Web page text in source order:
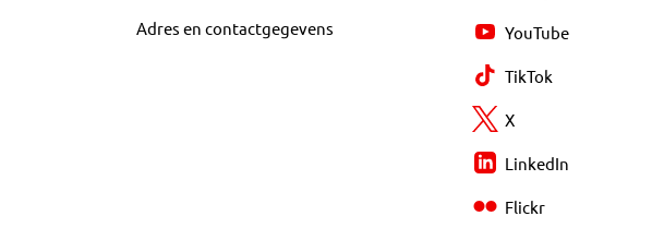
Adres en contactgegevens YouTube
TikTok
X
LinkedIn
Flickr